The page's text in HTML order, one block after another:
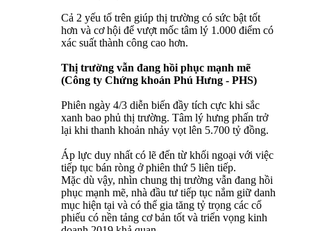
Cả 2 yếu tố trên giúp thị trường có sức bật tốt
hơn và cơ hội để vượt mốc tâm lý 1.000 điểm có
xác suất thành công cao hơn.
Thị trường vẫn đang hồi phục mạnh mẽ
(Công ty Chứng khoán Phú Hưng - PHS)
Phiên ngày 4/3 diễn biến đầy tích cực khi sắc
xanh bao phủ thị trường. Tâm lý hưng phấn trở
lại khi thanh khoản nhảy vọt lên 5.700 tỷ đồng.
Áp lực duy nhất có lẽ đến từ khối ngoại với việc
tiếp tục bán ròng ở phiên thứ 5 liên tiếp.
Mặc dù vậy, nhìn chung thị trường vẫn đang hồi
phục mạnh mẽ, nhà đầu tư tiếp tục nắm giữ danh
mục hiện tại và có thể gia tăng tỷ trọng các cổ
phiếu có nền tảng cơ bản tốt và triển vọng kinh